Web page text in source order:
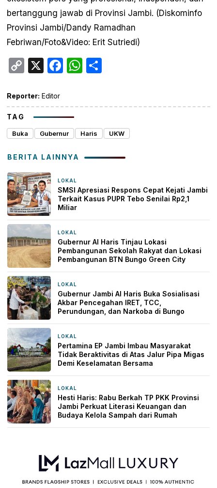
bertanggung jawab di Provinsi Jambi. (Diskominfo
Provinsi Jambi/Dandy Ramadhan
Febriwan/Foto&Video: Erit Sutriedi)
Copy
X Facebook
WhatsApp
Reporter: Editor
TAG
Buka Gubernur Haris UKW
BERITA LAINNYA
LOKAL
SMSI Apresiasi Respons Cepat Kejati Jambi
Terkait Kasus PUPR Tebo Senilai Rp2,1
Miliar
LOKAL
Gubernur Al Haris Tinjau Lokasi
Pembangunan Sekolah Rakyat dan Lokasi
Pembangunan BTN Bungo Green City
LOKAL
Gubernur Jambi Al Haris Buka Sosialisasi
Akbar Pencegahan IRET, TCC,
Perundungan, dan Narkoba di Bungo
LOKAL
Pertamina EP Jambi Imbau Masyarakat
Tidak Beraktivitas di Atas Jalur Pipa Migas
Demi Keselamatan Bersama
LOKAL
Hesti Haris: Rabu Berkah TP PKK Provinsi
Jambi Perkuat Literasi Keuangan dan
Budaya Kelola Sampah dari Rumah